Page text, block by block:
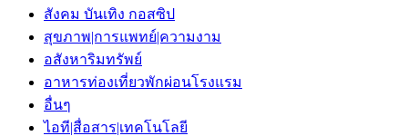
สังคม บันเทิง กอสซิป
สุขภาพ|การแพทย์|ความงาม
อสังหาริมทรัพย์
อาหารท่องเที่ยวพักผ่อนโรงแรม
อื่นๆ
ไอที|สื่อสาร|เทคโนโลยี